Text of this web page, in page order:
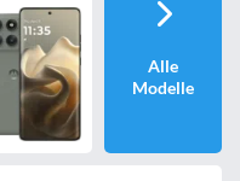
Alle
Modelle